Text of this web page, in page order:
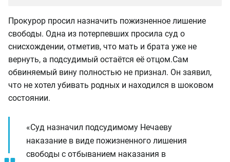
Прокурор просил назначить пожизненное лишение
свободы. Одна из потерпевших просила суд о
снисхождении, отметив, что мать и брата уже не
вернуть, а подсудимый остаётся её отцом.Сам
обвиняемый вину полностью не признал. Он заявил,
что не хотел убивать родных и находился в шоковом
состоянии.
«Суд назначил подсудимому Нечаеву
наказание в виде пожизненного лишения
свободы с отбыванием наказания в